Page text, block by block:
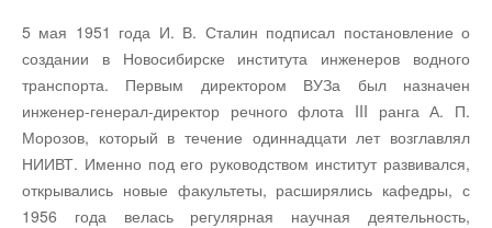
5 мая 1951 года И. В. Сталин подписал постановление о
создании в Новосибирске института инженеров водного
транспорта. Первым директором ВУЗа был назначен
инженер-генерал-директор речного флота III ранга А. П.
Морозов, который в течение одиннадцати лет возглавлял
НИИВТ. Именно под его руководством институт развивался,
открывались новые факультеты, расширялись кафедры, с
1956 года велась регулярная научная деятельность,